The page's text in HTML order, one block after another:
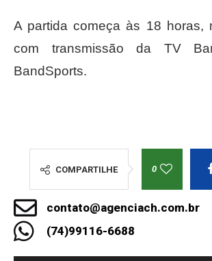
A partida começa às 18 horas,
com transmissão da TV
BandSports.
COMPARTILHE 0
contato@agenciach.com.br
(74)99116-6688